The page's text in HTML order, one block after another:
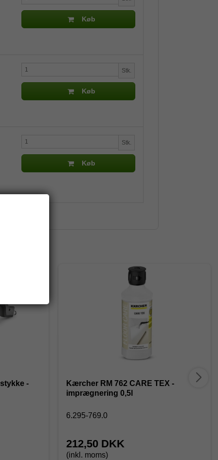
Køb
Stk.
Køb
Stk.
Køb
-
Kærcher RM 762 CARE TEX -
imprægnering 0,5l
6.295-769.0
212,50 DKK
(inkl. moms)